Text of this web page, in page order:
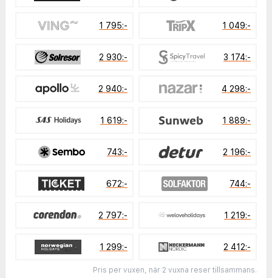
1 795:- 1 049:-
2 930:- 3 174:-
2 940:- 4 298:-
1 619:- 1 889:-
743:- 2 196:-
672:- 744:-
2 797:- 1 219:-
1 299:- 2 412:-
Pris per vuxen, när 2 vuxna reser tillsammans.